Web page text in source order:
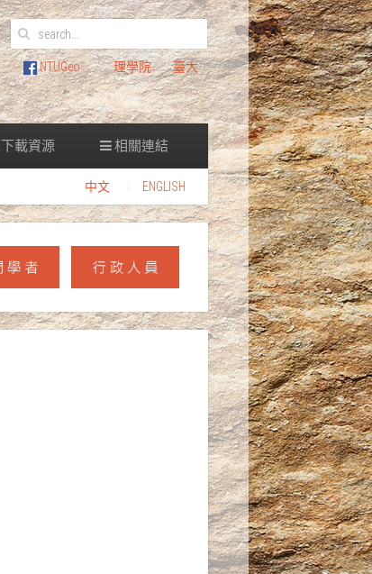
NTUGeo 理學院 臺大
下載資源 相關連結
中文 ENGLISH